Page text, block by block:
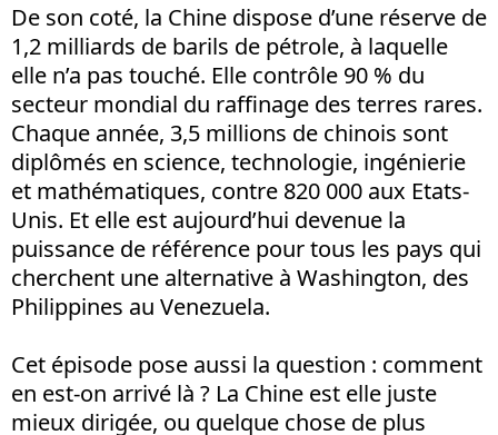
De son coté, la Chine dispose d’une réserve de
1,2 milliards de barils de pétrole, à laquelle
elle n’a pas touché. Elle contrôle 90 % du
secteur mondial du raffinage des terres rares.
Chaque année, 3,5 millions de chinois sont
diplômés en science, technologie, ingénierie
et mathématiques, contre 820 000 aux Etats-
Unis. Et elle est aujourd’hui devenue la
puissance de référence pour tous les pays qui
cherchent une alternative à Washington, des
Philippines au Venezuela.
Cet épisode pose aussi la question : comment
en est-on arrivé là ? La Chine est elle juste
mieux dirigée, ou quelque chose de plus